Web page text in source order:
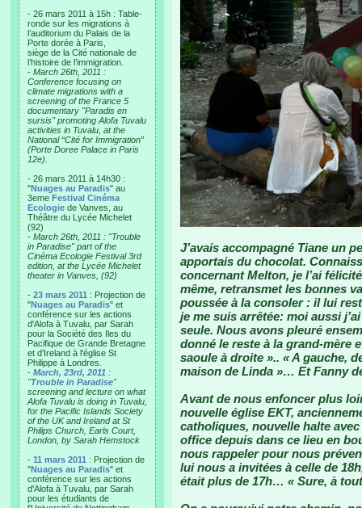
- 26 mars 2011 à 15h : Table-
ronde sur les migrations à
l’auditorium du Palais de la
Porte dorée à Paris,
siège de la Cité nationale de
l’histoire de l’immigration.
- March 26th, 2011 :
Conference focusing on
climate migrations with a
screening of the France 5
documentary "Paradis en
sursis" promoting Alofa Tuvalu
activities in Tuvalu, at the
National “Cité for Immigration”
(Porte Doree Palace in Paris
12e).
- 26 mars 2011 à 14h30 :
"Nuages au Paradis" au
3eme Festival Cinéma
Ecologie de Vanves, au
Théâtre du Lycée Michelet
(92)
- March 26th, 2011 : "Trouble
in Paradise" part of the
Cinéma Ecologie Festival 3rd
edition, at the Lycée Michelet
theater in Vanves, (92)
- 23 mars 2011 : Projection de
"Nuages au Paradis" et
conférence sur les actions
d'Alofa à Tuvalu, par Sarah
pour la Société des Iles du
Pacifique de Grande Bretagne
et d'Ireland à l'église St
Philippe à Londres.
- March, 23rd, 2011 :
"Trouble in Paradise"
screening and lecture on what
Alofa Tuvalu is doing in Tuvalu,
for the Pacific Islands Society
of the UK and Ireland at St
Philips Church, Earls Court,
London, by Sarah Hemstock
- 11 mars 2011 : Projection de
"Nuages au Paradis" et
conférence sur les actions
d'Alofa à Tuvalu, par Sarah
pour les étudiants de
J’avais accompagné Tiane un
apportais du chocolat.
concernant Melton, je l’ai
même, retransmet les bonnes
poussée à la consoler : il lui
je me suis arrêtée: moi aussi
seule. Nous avons pleuré
donné le reste à la grand-mère
saoule à droite ».. « A gauche,
maison de Linda »… Et Fanny
Avant de nous enfoncer plus
nouvelle église EKT,
catholiques, nouvelle halte
office depuis dans ce lieu en
nous rappeler pour nous
lui nous a invitées à celle de
était plus de 17h… « Sure, à